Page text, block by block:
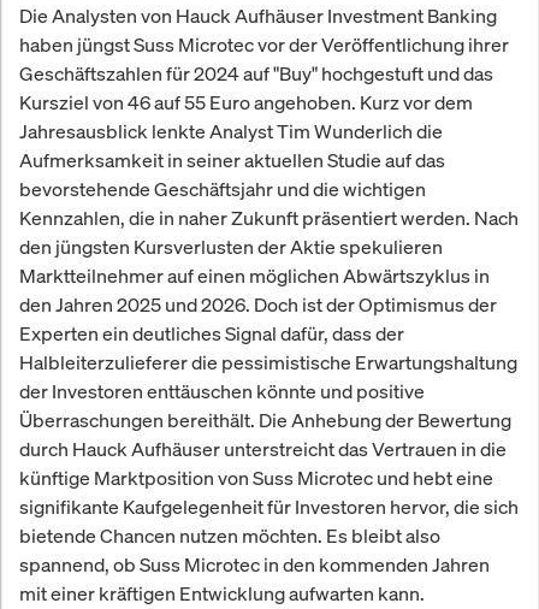
Die Analysten von Hauck Aufhäuser Investment Banking
haben jüngst Suss Microtec vor der Veröffentlichung ihrer
Geschäftszahlen für 2024 auf "Buy" hochgestuft und das
Kursziel von 46 auf 55 Euro angehoben. Kurz vor dem
Jahresausblick lenkte Analyst Tim Wunderlich die
Aufmerksamkeit in seiner aktuellen Studie auf das
bevorstehende Geschäftsjahr und die wichtigen
Kennzahlen, die in naher Zukunft präsentiert werden. Nach
den jüngsten Kursverlusten der Aktie spekulieren
Marktteilnehmer auf einen möglichen Abwärtszyklus in
den Jahren 2025 und 2026. Doch ist der Optimismus der
Experten ein deutliches Signal dafür, dass der
Halbleiterzulieferer die pessimistische Erwartungshaltung
der Investoren enttäuschen könnte und positive
Überraschungen bereithält. Die Anhebung der Bewertung
durch Hauck Aufhäuser unterstreicht das Vertrauen in die
künftige Marktposition von Suss Microtec und hebt eine
signifikante Kaufgelegenheit für Investoren hervor, die sich
bietende Chancen nutzen möchten. Es bleibt also
spannend, ob Suss Microtec in den kommenden Jahren
mit einer kräftigen Entwicklung aufwarten kann.